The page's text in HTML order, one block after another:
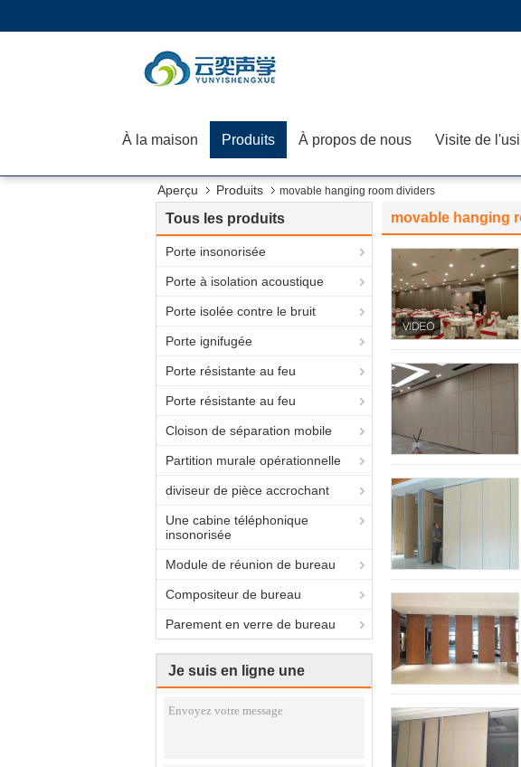
À la maison Produits À propos de nous Visite de
Aperçu Produits movable hanging room dividers
Tous les produits
Porte insonorisée
Porte à isolation acoustique
Porte isolée contre le bruit
Porte ignifugée
Porte résistante au feu
Porte résistante au feu
Cloison de séparation mobile
Partition murale opérationnelle
diviseur de pièce accrochant
Une cabine téléphonique
insonorisée
Module de réunion de bureau
Compositeur de bureau
Parement en verre de bureau
Je suis en ligne une
movable hanging